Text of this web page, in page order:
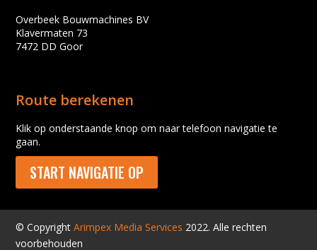
Overbeek Bouwmachines BV
Klavermaten 73
7472 DD Goor
Route berekenen
Klik op onderstaande knop om naar telefoon navigatie te
gaan.
START NAVIGATIE OP
© CopyrightArimpex Media Services 2022. Alle rechten
voorbehouden